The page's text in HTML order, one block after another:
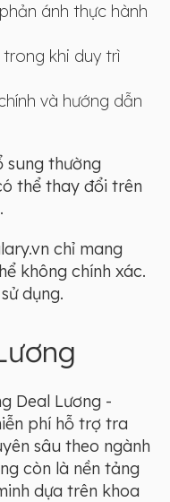
ánh thực hành
khi duy trì
và hướng dẫn
sung thường
thể thay đổi trên
chỉ mang
không chính xác.
dụng.
Deal Lương -
phí hỗ trợ tra
sâu theo ngành
còn là nền tảng
dựa trên khoa